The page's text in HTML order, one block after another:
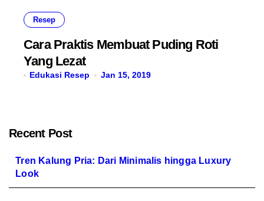
Resep
Cara Praktis Membuat Puding Roti
Yang Lezat
Edukasi Resep Jan 15, 2019
Recent Post
Tren Kalung Pria: Dari Minimalis hingga Luxury
Look